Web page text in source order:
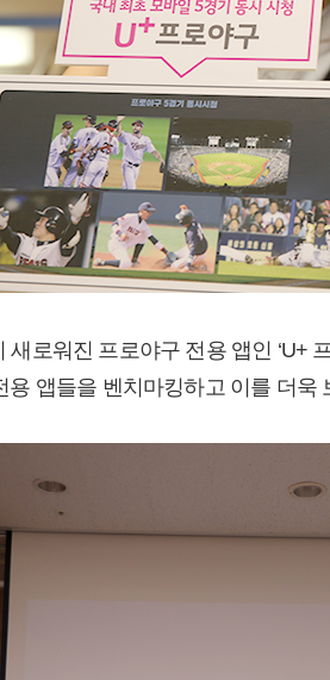
로워진 프로야구 전용 앱인 ‘U+
용 앱들을 벤치마킹하고 이를 더